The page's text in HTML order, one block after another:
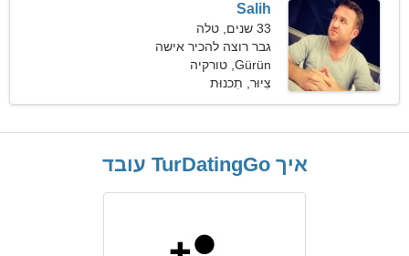
Salih
33 שנים, טלה
גבר רוצה להכיר אישה
Gürün, טורקיה
צִיוּר, תִכנוּת
איך TurDatingGo עובד